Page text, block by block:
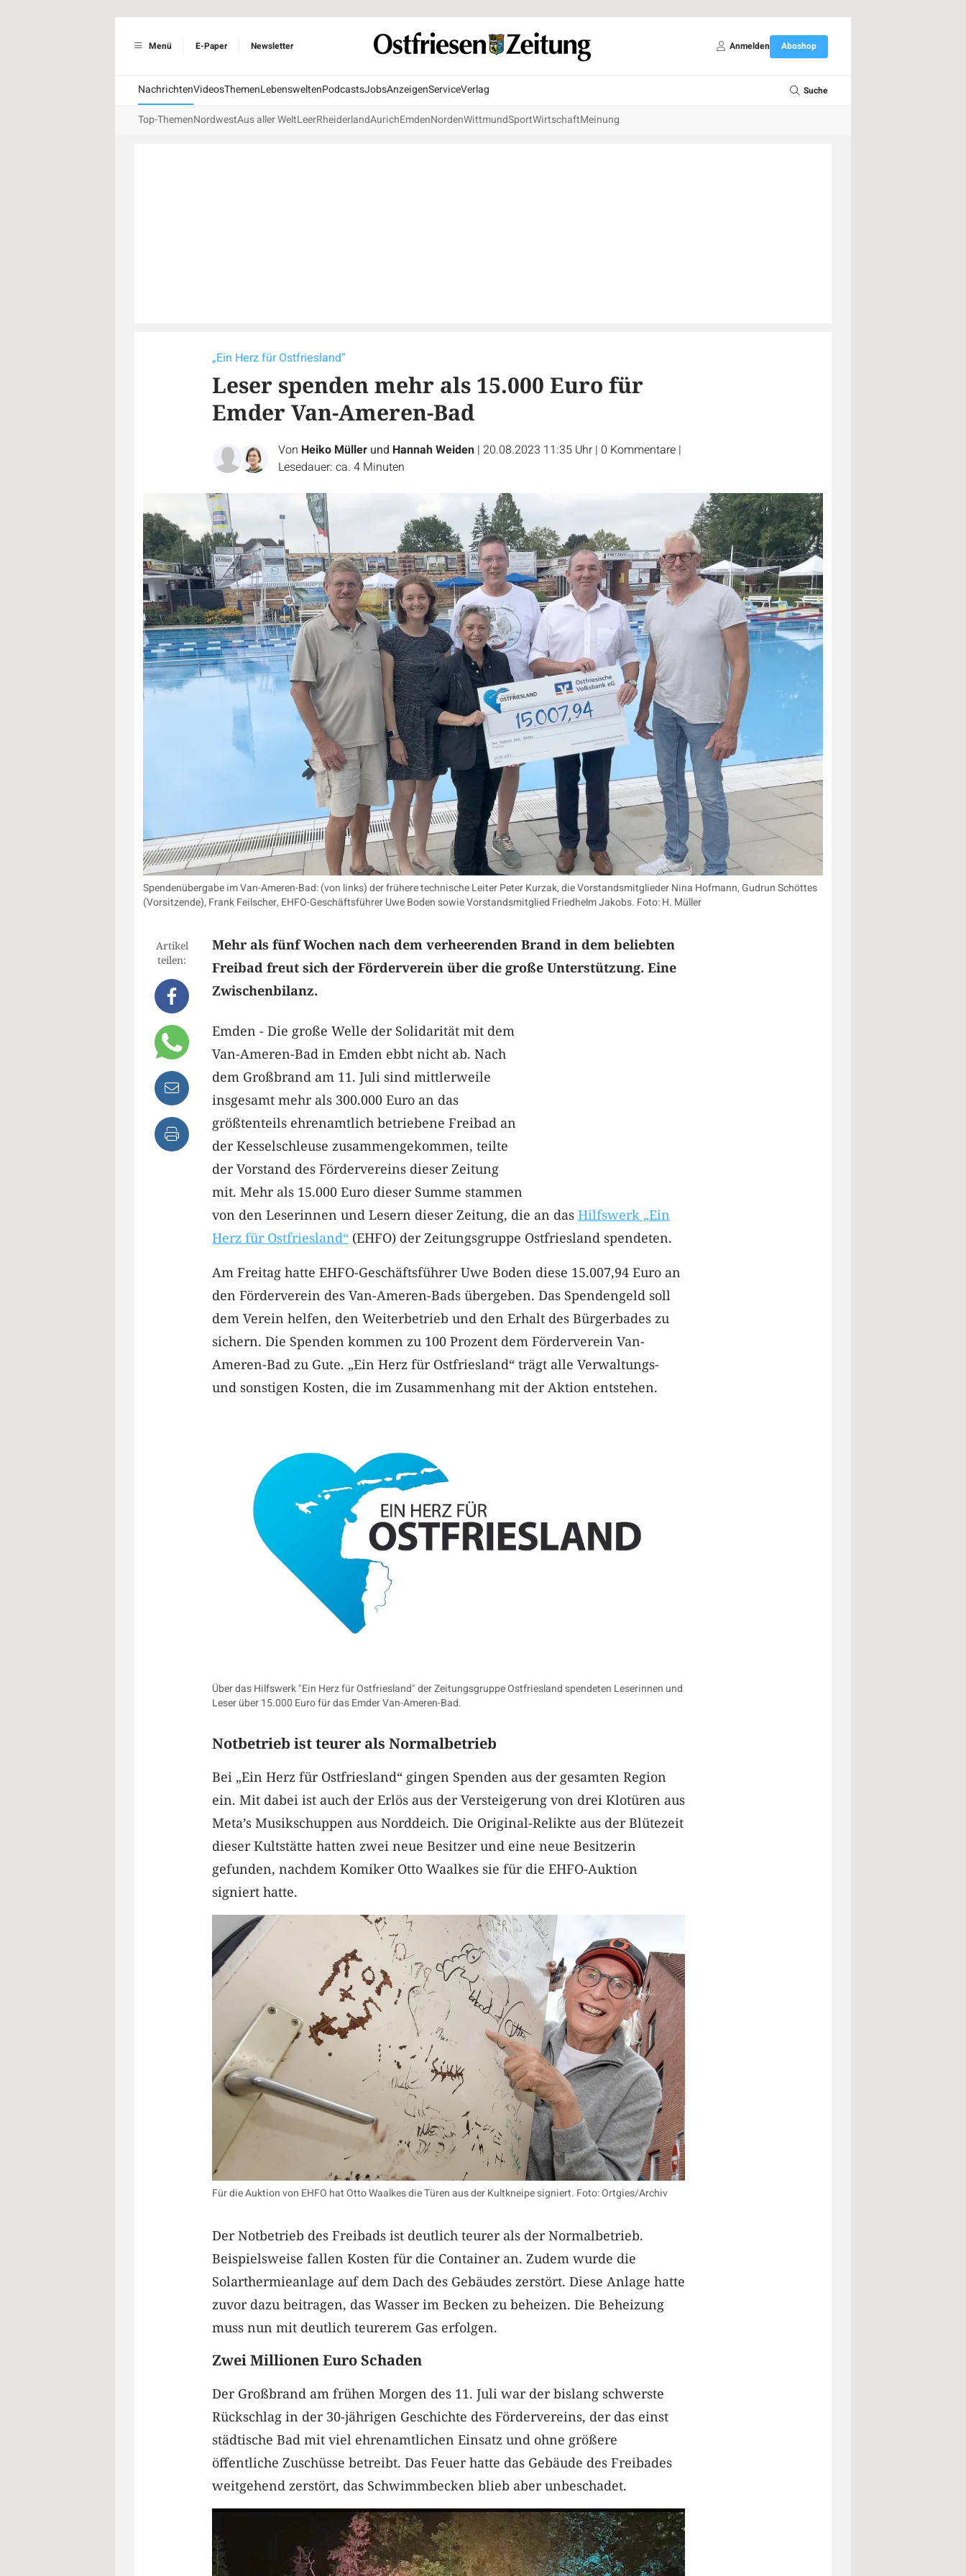
Menü E-Paper Newsletter Anmelden Aboshop
NachrichtenVideosThemenLebensweltenPodcastsJobsAnzeigenServiceVerlag Suche
Top-ThemenNordwestAus aller WeltLeerRheiderlandAurichEmdenNordenWittmundSportWirtschaftMeinung
„Ein Herz für Ostfriesland“
Leser spenden mehr als 15.000 Euro für
Emder Van-Ameren-Bad
Von Heiko Müller und Hannah Weiden | 20.08.2023 11:35 Uhr | 0 Kommentare |
Lesedauer: ca. 4 Minuten
Spendenübergabe im Van-Ameren-Bad: (von links) der frühere technische Leiter Peter Kurzak, die Vorstandsmitglieder Nina Hofmann, Gudrun Schöttes
(Vorsitzende), Frank Feilscher, EHFO-Geschäftsführer Uwe Boden sowie Vorstandsmitglied Friedhelm Jakobs. Foto: H. Müller
Artikel
teilen:
Mehr als fünf Wochen nach dem verheerenden Brand in dem beliebten
Freibad freut sich der Förderverein über die große Unterstützung. Eine
Zwischenbilanz.
Emden - Die große Welle der Solidarität mit dem
Van-Ameren-Bad in Emden ebbt nicht ab. Nach
dem Großbrand am 11. Juli sind mittlerweile
insgesamt mehr als 300.000 Euro an das
größtenteils ehrenamtlich betriebene Freibad an
der Kesselschleuse zusammengekommen, teilte
der Vorstand des Fördervereins dieser Zeitung
mit. Mehr als 15.000 Euro dieser Summe stammen
von den Leserinnen und Lesern dieser Zeitung, die an das Hilfswerk „Ein
Herz für Ostfriesland“ (EHFO) der Zeitungsgruppe Ostfriesland spendeten.
Am Freitag hatte EHFO-Geschäftsführer Uwe Boden diese 15.007,94 Euro an
den Förderverein des Van-Ameren-Bads übergeben. Das Spendengeld soll
dem Verein helfen, den Weiterbetrieb und den Erhalt des Bürgerbades zu
sichern. Die Spenden kommen zu 100 Prozent dem Förderverein Van-
Ameren-Bad zu Gute. „Ein Herz für Ostfriesland“ trägt alle Verwaltungs-
und sonstigen Kosten, die im Zusammenhang mit der Aktion entstehen.
Über das Hilfswerk "Ein Herz für Ostfriesland" der Zeitungsgruppe Ostfriesland spendeten Leserinnen und
Leser über 15.000 Euro für das Emder Van-Ameren-Bad.
Notbetrieb ist teurer als Normalbetrieb
Bei „Ein Herz für Ostfriesland“ gingen Spenden aus der gesamten Region
ein. Mit dabei ist auch der Erlös aus der Versteigerung von drei Klotüren aus
Meta’s Musikschuppen aus Norddeich. Die Original-Relikte aus der Blütezeit
dieser Kultstätte hatten zwei neue Besitzer und eine neue Besitzerin
gefunden, nachdem Komiker Otto Waalkes sie für die EHFO-Auktion
signiert hatte.
Für die Auktion von EHFO hat Otto Waalkes die Türen aus der Kultkneipe signiert. Foto: Ortgies/Archiv
Der Notbetrieb des Freibads ist deutlich teurer als der Normalbetrieb.
Beispielsweise fallen Kosten für die Container an. Zudem wurde die
Solarthermieanlage auf dem Dach des Gebäudes zerstört. Diese Anlage hatte
zuvor dazu beitragen, das Wasser im Becken zu beheizen. Die Beheizung
muss nun mit deutlich teurerem Gas erfolgen.
Zwei Millionen Euro Schaden
Der Großbrand am frühen Morgen des 11. Juli war der bislang schwerste
Rückschlag in der 30-jährigen Geschichte des Fördervereins, der das einst
städtische Bad mit viel ehrenamtlichen Einsatz und ohne größere
öffentliche Zuschüsse betreibt. Das Feuer hatte das Gebäude des Freibades
weitgehend zerstört, das Schwimmbecken blieb aber unbeschadet.